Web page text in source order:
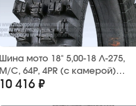
Шина мото 18" 5,00-18 Л-275,
M/C, 64P, 4PR (с камерой)
"ПЕТРОШИНА" (вентиль TR4)
10 416 ₽